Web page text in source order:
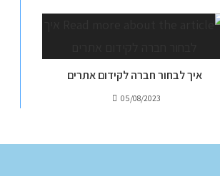
איך לבחור חברה לקידום אתרים
05/08/2023